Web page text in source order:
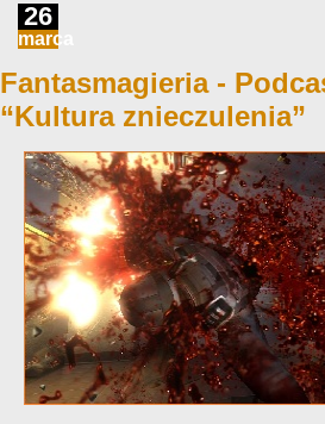
26
marca
Fantasmagieria -
“Kultura znieczulenia”